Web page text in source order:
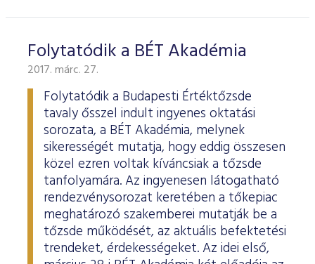
Folytatódik a BÉT Akadémia
2017. márc. 27.
Folytatódik a Budapesti Értéktőzsde
tavaly ősszel indult ingyenes oktatási
sorozata, a BÉT Akadémia, melynek
sikerességét mutatja, hogy eddig összesen
közel ezren voltak kíváncsiak a tőzsde
tanfolyamára. Az ingyenesen látogatható
rendezvénysorozat keretében a tőkepiac
meghatározó szakemberei mutatják be a
tőzsde működését, az aktuális befektetési
trendeket, érdekességeket. Az idei első,